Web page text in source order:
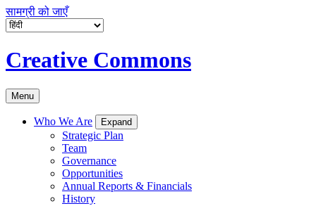
सामग्री को जाएँ
Creative Commons
Menu
Who We Are Expand
Strategic Plan
Team
Governance
Opportunities
Annual Reports & Financials
History